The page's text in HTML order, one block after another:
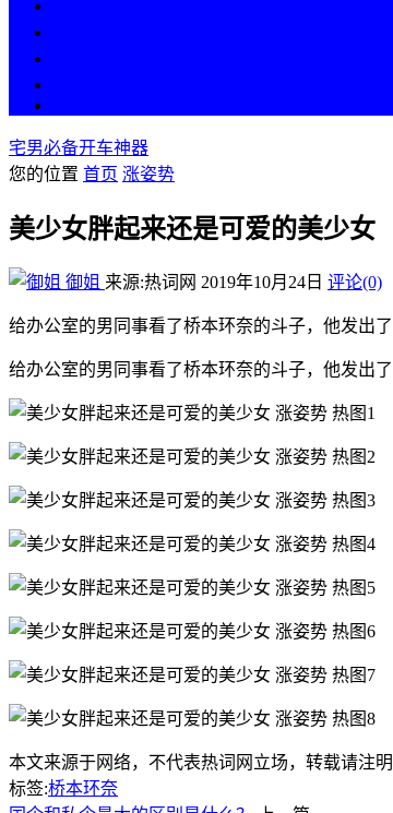
宅男必备开车神器
您的位置 首页 涨姿势
美少女胖起来还是可爱的美少女
御姐 来源:热词网 2019年10月24日 评论(0)
给办公室的男同事看了桥本环奈的斗子，他发出
给办公室的男同事看了桥本环奈的斗子，他发出
本文来源于网络，不代表热词网立场，转载请注明
标签:桥本环奈